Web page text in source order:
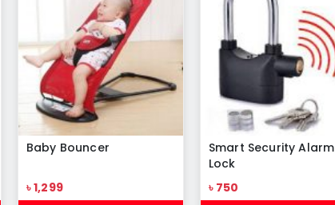
Baby Bouncer
৳ 1,299
Smart Security Alarm
Lock
৳ 750